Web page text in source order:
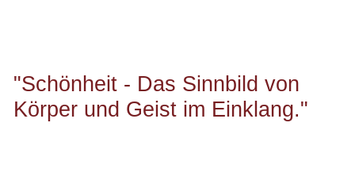
"Schönheit - Das Sinnbild von
Körper und Geist im Einklang."